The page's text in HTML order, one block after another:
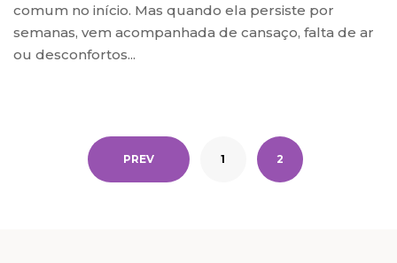
comum no início. Mas quando ela persiste por
semanas, vem acompanhada de cansaço, falta de ar
ou desconfortos...
PREV 1 2